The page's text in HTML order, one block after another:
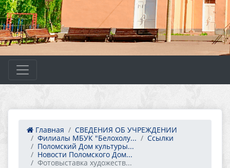
Главная
СВЕДЕНИЯ ОБ УЧРЕЖДЕНИИ
Филиалы МБУК "Белохолу...
Ссылки
Поломский Дом культуры...
Новости Поломского Дом...
Фотовыставка художеств...